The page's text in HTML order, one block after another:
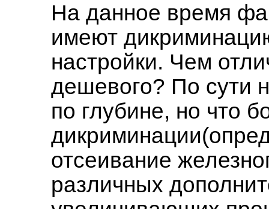
На данное время
имеют
настройки. Чем
дешевого? По сути
по глубине, но что
отсеивание
различных